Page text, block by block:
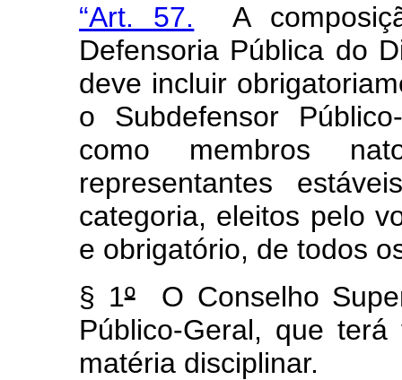
“Art. 57. A
Defensoria Pública do
deve incluir
o Subdefensor
como membros
representantes
categoria, eleitos pelo
e obrigatório, de todos
§ 1ºO Conselho
Público-Geral, que
matéria disciplinar.